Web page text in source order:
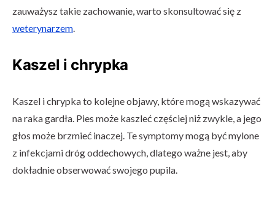
zauważysz takie zachowanie, warto skonsultować się z
weterynarzem.
Kaszel i chrypka
Kaszel i chrypka to kolejne objawy, które mogą wskazywać
na raka gardła. Pies może kaszleć częściej niż zwykle, a jego
głos może brzmieć inaczej. Te symptomy mogą być mylone
z infekcjami dróg oddechowych, dlatego ważne jest, aby
dokładnie obserwować swojego pupila.